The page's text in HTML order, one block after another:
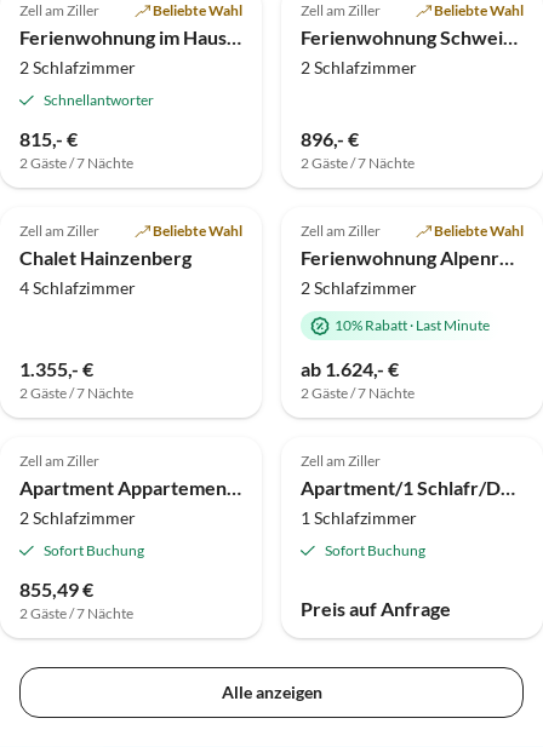
Zell am Ziller Beliebte Wahl
Ferienwohnung im Haus Gatterland
2 Schlafzimmer
Schnellantworter
815,- €
2 Gäste / 7 Nächte
Zell am Ziller Beliebte Wahl
Ferienwohnung Schweinberger 2
2 Schlafzimmer
896,- €
2 Gäste / 7 Nächte
Top-Inserat
4.9 (3)
Zell am Ziller Beliebte Wahl
Chalet Hainzenberg
4 Schlafzimmer
1.355,- €
2 Gäste / 7 Nächte
Wellness-Auszeit
Top-Inserat
5.0 (1)
Zell am Ziller Beliebte Wahl
Ferienwohnung Alpenresidenz-Sonnwend
2 Schlafzimmer
10% Rabatt· Last Minute
ab 1.624,- €
2 Gäste / 7 Nächte
Zell am Ziller
Apartment Appartement Lara & Lea
2 Schlafzimmer
Sofort Buchung
855,49 €
2 Gäste / 7 Nächte
Zell am Ziller
Apartment/1 Schlafr/Du od. Bad,WC 2
1 Schlafzimmer
Sofort Buchung
Preis auf Anfrage
Alle anzeigen